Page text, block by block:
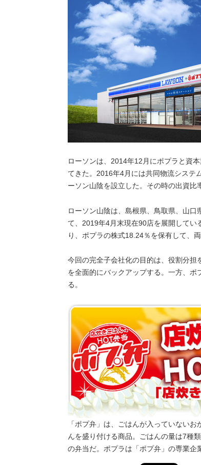
ローソンは、2014年12月にポプラと資
てきた。2016年4月には共同物流システ
ーソン山陰を設立した。その時の出資比
ローソン山陰は、島根県、鳥取県、山
て、2019年4月末現在90店を展開してい
り、ポプラの株式18.24％を保有して、
今回の完全子会社化の目的は、役割分
を全面的にバックアップする。一方、
る。
「ポプ弁」は、ごはんが入っていない
んを盛り付ける商品。ごはんの量は7種
の弁当だ。ポプラは「ポプ弁」の専業企